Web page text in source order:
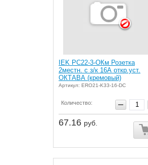
IEK РС22-3-ОКм Розетка
2местн. с з/к 16А откр.уст.
ОКТАВА (кремовый)
Артикул: ERO21-K33-16-DC
Количество:
67.16 руб.